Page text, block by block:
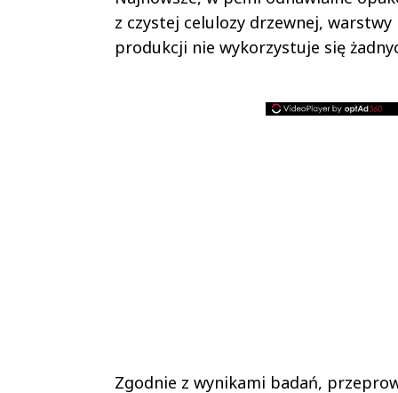
z czystej celulozy drzewnej,
produkcji nie wykorzystuje się
Zgodnie z wynikami badań,